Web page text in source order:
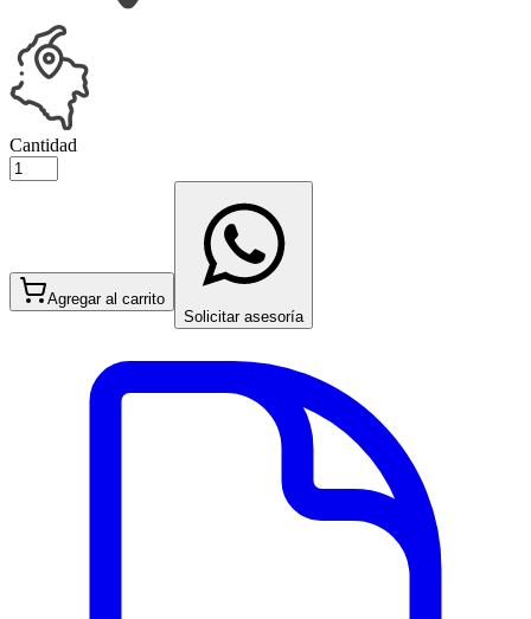
Cantidad
Agregar al carrito
Solicitar asesoría